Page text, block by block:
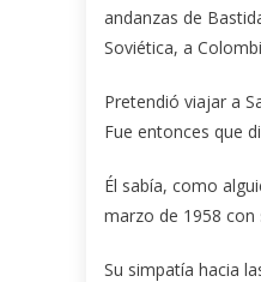
andanzas de
Soviética, a
Pretendió viajar a
Fue entonces que
Él sabía, como
marzo de 1958
Su simpatía hacia